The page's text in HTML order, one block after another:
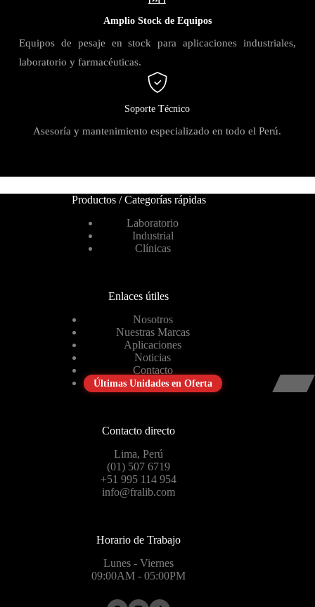
Amplio Stock de Equipos
Equipos de pesaje en stock para aplicaciones industriales,
laboratorio y farmacéuticas.
Soporte Técnico
Asesoría y mantenimiento especializado en todo el Perú.
Productos / Categorías rápidas
Laboratorio
Industrial
Clínicas
Enlaces útiles
Nosotros
Nuestras Marcas
Aplicaciones
Noticias
Contacto
Últimas Unidades en Oferta
Contacto directo
Lima, Perú
(01) 507 6719
+51 995 114 954
info@fralib.com
Horario de Trabajo
Lunes - Viernes
09:00AM - 05:00PM